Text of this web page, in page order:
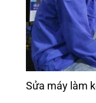
Sửa máy làm